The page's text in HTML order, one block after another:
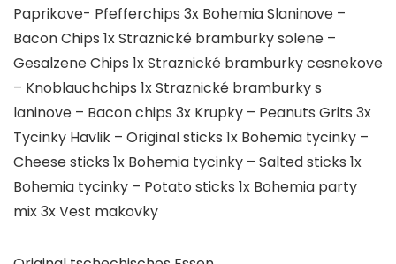
Paprikove- Pfefferchips 3x Bohemia Slaninove –
Bacon Chips 1x Straznické bramburky solene –
Gesalzene Chips 1x Straznické bramburky cesnekove
– Knoblauchchips 1x Straznické bramburky s
laninove – Bacon chips 3x Krupky – Peanuts Grits 3x
Tycinky Havlik – Original sticks 1x Bohemia tycinky –
Cheese sticks 1x Bohemia tycinky – Salted sticks 1x
Bohemia tycinky – Potato sticks 1x Bohemia party
mix 3x Vest makovky